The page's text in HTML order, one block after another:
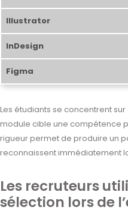
Illustrator
InDesign
Figma
Les étudiants se concentrent
module cible une compétence
rigueur permet de produire un
reconnaissent immédiatement
Les recruteurs
sélection lors de